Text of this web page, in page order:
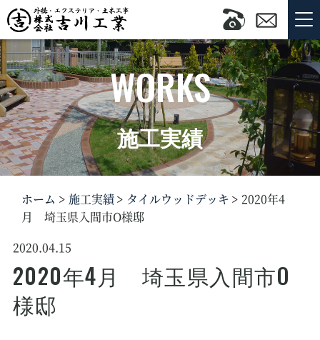
WORKS
施工実績
ホーム 施工実績 タイルウッドデッキ
2020年4
月 埼玉県入間市O様邸
2020.04.15
2020年4月 埼玉県入間市O
様邸